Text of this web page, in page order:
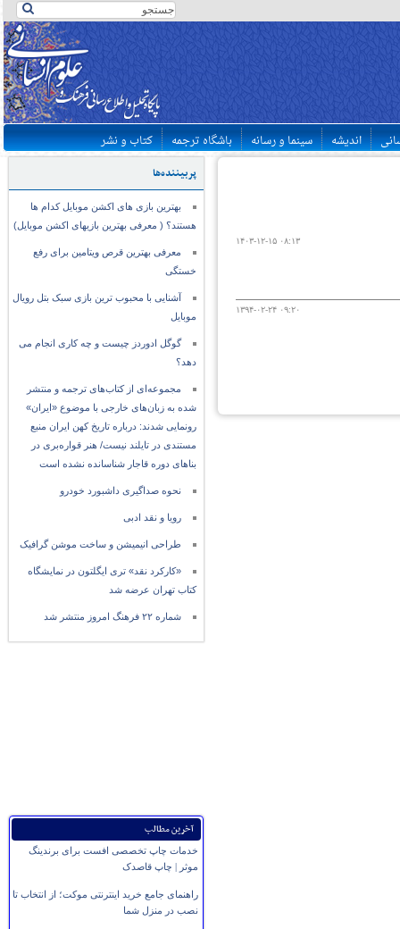
اندیشه سینما و رسانه باشگاه ترجمه کتاب و نشر
پربیننده‌ها
بهترین بازی های اکشن موبایل کدام ها
هستند؟ ( معرفی بهترین بازیهای اکشن موبایل)
معرفی بهترین قرص ویتامین برای رفع
خستگی
آشنایی با محبوب ترین بازی سبک بتل رویال
موبایل
گوگل ادوردز چیست و چه کاری انجام می
دهد؟
مجموعه‌ای از کتاب‌های ترجمه و منتشر
شده به زبان‌های خارجی با موضوع «ایران»
رونمایی شدند: درباره تاریخ کهن ایران منبع
مستندی در تایلند نیست/ هنر قواره‌بری در
بناهای دوره قاجار شناسانده نشده است
نحوه صداگیری داشبورد خودرو
رویا و نقد ادبی
طراحی انیمیشن و ساخت موشن گرافیک
«کارکرد نقد» تری ایگلتون در نمایشگاه
کتاب تهران عرضه شد
شماره ۲۲ فرهنگ امروز منتشر شد
آخرین مطالب
خدمات چاپ تخصصی افست برای برندینگ
موثر | چاپ قاصدک
راهنمای جامع خرید اینترنتی موکت؛ از انتخاب تا
نصب در منزل شما
۱۴۰۳-۱۲-۱۵ ۰۸:۱۳
۱۳۹۴-۰۲-۲۴ ۰۹:۲۰